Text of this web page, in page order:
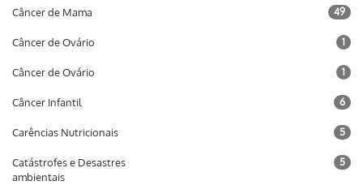
Câncer de Mama 49
Câncer de Ovário 1
Câncer de Ovário 1
Câncer Infantil 6
Carências Nutricionais 5
Catástrofes e Desastres
ambientais
5